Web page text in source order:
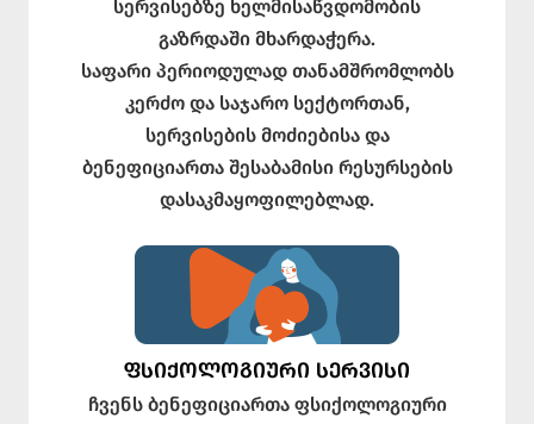
სერვისებზე ხელმისაწვდომობის
გაზრდაში მხარდაჭერა.
საფარი პერიოდულად თანამშრომლობს
კერძო და საჯარო სექტორთან,
სერვისების მოძიებისა და
ბენეფიციართა შესაბამისი რესურსების
დასაკმაყოფილებლად.
ᲤᲡᲘᲥᲝᲚᲝᲒᲘᲣᲠᲘ ᲡᲔᲠᲕᲘᲡᲘ
ჩვენს ბენეფიციართა ფსიქოლოგიური